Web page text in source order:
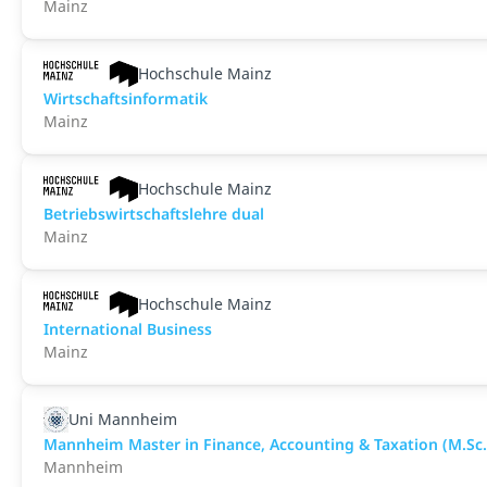
Mainz
Hochschule Mainz
Wirtschaftsinformatik
Mainz
Hochschule Mainz
Betriebswirtschaftslehre dual
Mainz
Hochschule Mainz
International Business
Mainz
Uni Mannheim
Mannheim Master in Finance, Accounting & Taxation
Mannheim